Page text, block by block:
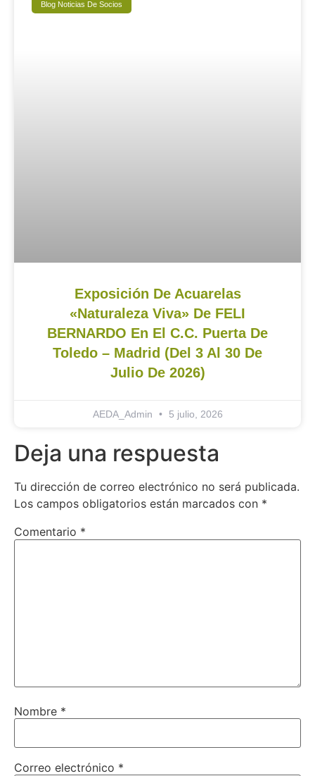
Blog Noticias De Socios
Exposición De Acuarelas
«Naturaleza Viva» De FELI
BERNARDO En El C.C. Puerta De
Toledo – Madrid (del 3 Al 30 De
Julio De 2026)
AEDA_Admin 5 julio, 2026
Deja una respuesta
Tu dirección de correo electrónico no será publicada.
Los campos obligatorios están marcados con *
Comentario *
Nombre *
Correo electrónico *